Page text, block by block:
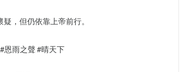
，但仍依靠上帝前行。
恩雨之聲 #晴天下